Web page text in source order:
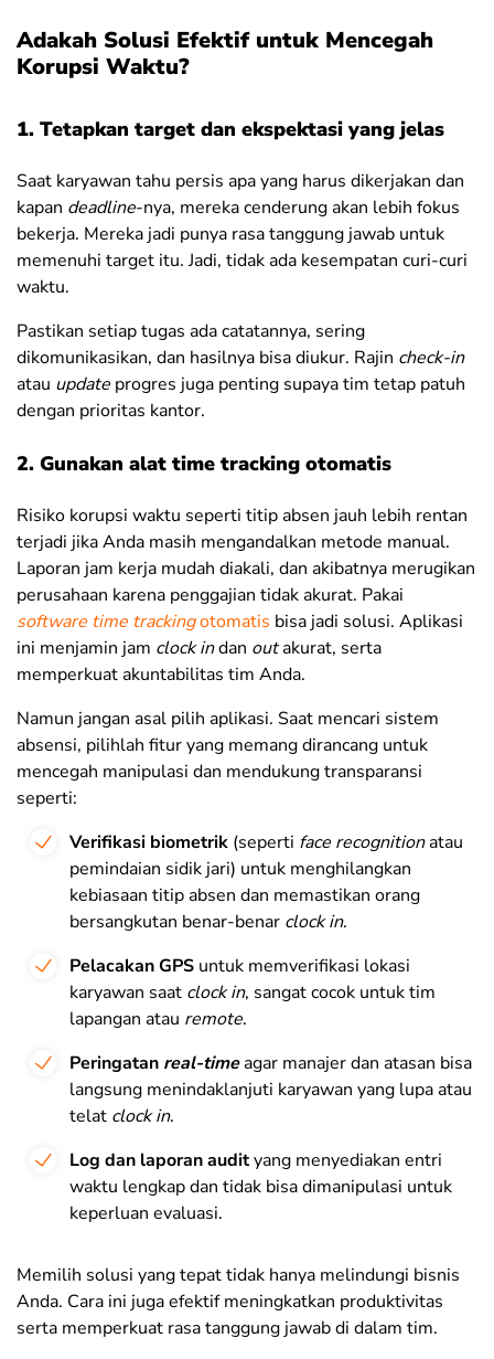
Adakah Solusi Efektif untuk Mencegah
Korupsi Waktu?
1. Tetapkan target dan ekspektasi yang jelas
Saat karyawan tahu persis apa yang harus dikerjakan dan
kapan deadline-nya, mereka cenderung akan lebih fokus
bekerja. Mereka jadi punya rasa tanggung jawab untuk
memenuhi target itu. Jadi, tidak ada kesempatan curi-curi
waktu.
Pastikan setiap tugas ada catatannya, sering
dikomunikasikan, dan hasilnya bisa diukur. Rajin check-in
atau update progres juga penting supaya tim tetap patuh
dengan prioritas kantor.
2. Gunakan alat time tracking otomatis
Risiko korupsi waktu seperti titip absen jauh lebih rentan
terjadi jika Anda masih mengandalkan metode manual.
Laporan jam kerja mudah diakali, dan akibatnya merugikan
perusahaan karena penggajian tidak akurat. Pakai
software time trackingotomatis bisa jadi solusi. Aplikasi
ini menjamin jam clock indan outakurat, serta
memperkuat akuntabilitas tim Anda.
Namun jangan asal pilih aplikasi. Saat mencari sistem
absensi, pilihlah fitur yang memang dirancang untuk
mencegah manipulasi dan mendukung transparansi
seperti:
Verifikasi biometrik (seperti face recognitionatau
pemindaian sidik jari) untuk menghilangkan
kebiasaan titip absen dan memastikan orang
bersangkutan benar-benar clock in.
Pelacakan GPS untuk memverifikasi lokasi
karyawan saat clock in, sangat cocok untuk tim
lapangan atau remote.
Peringatan real-timeagar manajer dan atasan bisa
langsung menindaklanjuti karyawan yang lupa atau
telat clock in.
Log dan laporan audityang menyediakan entri
waktu lengkap dan tidak bisa dimanipulasi untuk
keperluan evaluasi.
Memilih solusi yang tepat tidak hanya melindungi bisnis
Anda. Cara ini juga efektif meningkatkan produktivitas
serta memperkuat rasa tanggung jawab di dalam tim.